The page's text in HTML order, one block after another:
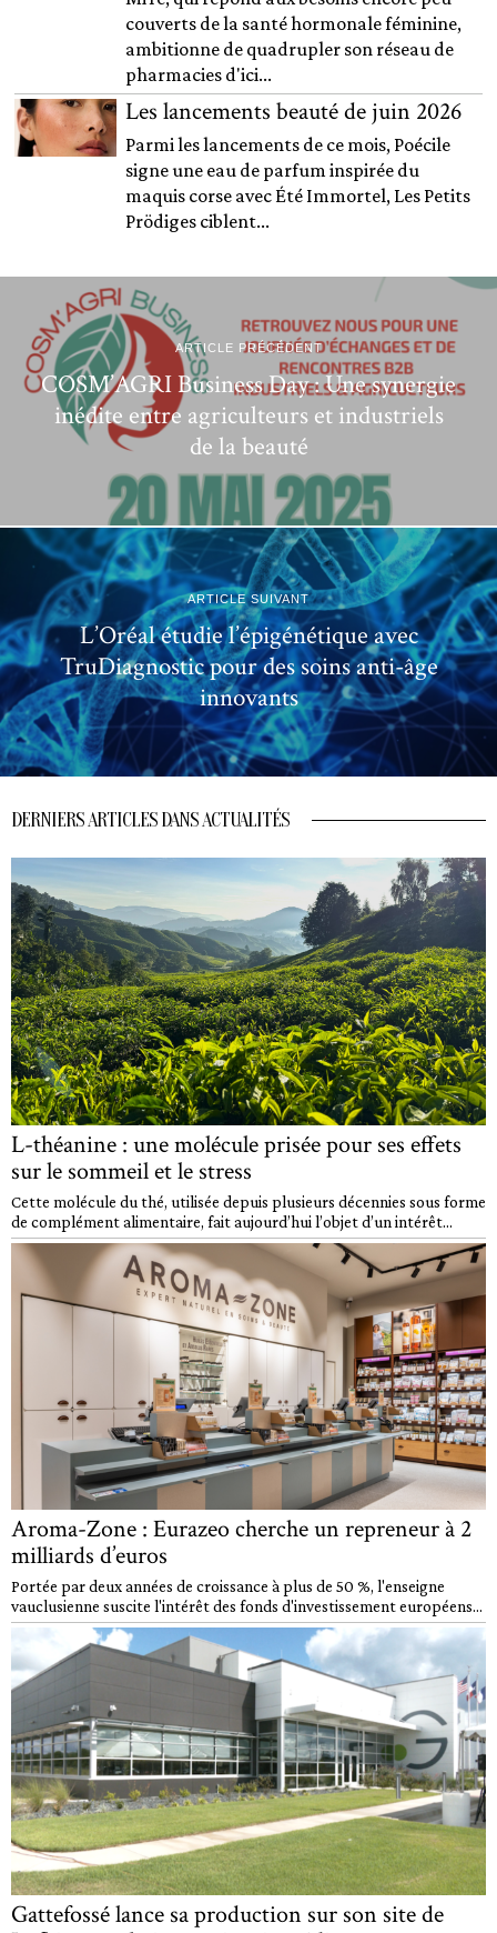
couverts de la santé hormonale féminine,
ambitionne de quadrupler son réseau de
pharmacies d'ici...
Les lancements beauté de juin 2026
Parmi les lancements de ce mois, Poécile
signe une eau de parfum inspirée du
maquis corse avec Été Immortel, Les Petits
Prödiges ciblent...
ARTICLE PRÉCÉDENT
COSM’AGRI Business Day : Une synergie
inédite entre agriculteurs et industriels
de la beauté
ARTICLE SUIVANT
L’Oréal étudie l’épigénétique avec
TruDiagnostic pour des soins anti-âge
innovants
DERNIERS ARTICLES DANS ACTUALITÉS
L-théanine : une molécule prisée pour ses effets
sur le sommeil et le stress
Cette molécule du thé, utilisée depuis plusieurs décennies sous forme
de complément alimentaire, fait aujourd’hui l’objet d’un intérêt...
Aroma-Zone : Eurazeo cherche un repreneur à 2
milliards d’euros
Portée par deux années de croissance à plus de 50 %, l'enseigne
vauclusienne suscite l'intérêt des fonds d'investissement européens...
Gattefossé lance sa production sur son site de